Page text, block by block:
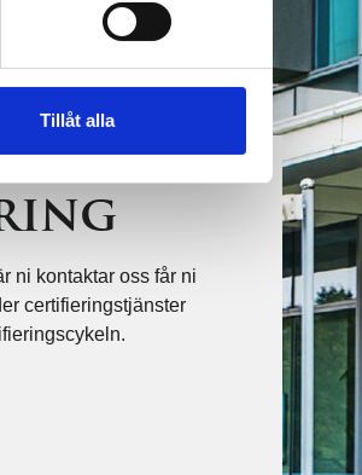
Tillåt alla
ni kontaktar oss får ni
certifieringstjänster